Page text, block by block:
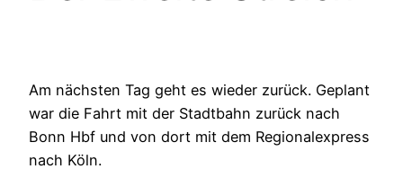
Am nächsten Tag geht es wieder zurück. Geplant
war die Fahrt mit der Stadtbahn zurück nach
Bonn Hbf und von dort mit dem Regionalexpress
nach Köln.